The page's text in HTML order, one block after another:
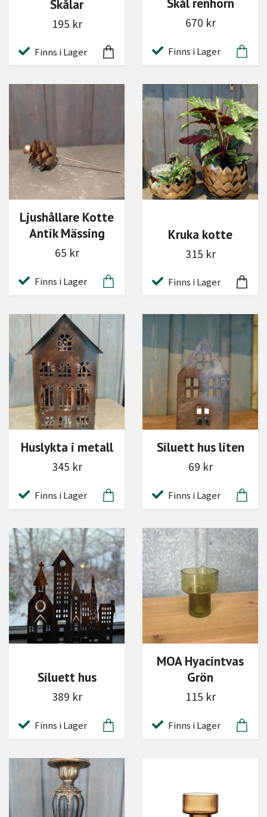
Skålar
195 kr
Finns i Lager
670 kr
Finns i Lager
Ljushållare Kotte
Antik Mässing
65 kr
Finns i Lager
Kruka kotte
315 kr
Finns i Lager
Huslykta i metall
345 kr
Finns i Lager
Siluett hus liten
69 kr
Finns i Lager
Siluett hus
389 kr
Finns i Lager
MOA Hyacintvas
Grön
115 kr
Finns i Lager